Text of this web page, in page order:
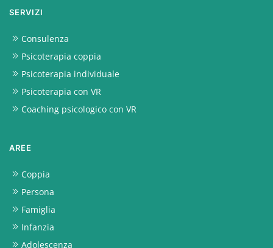
SERVIZI
Consulenza
Psicoterapia coppia
Psicoterapia individuale
Psicoterapia con VR
Coaching psicologico con VR
AREE
Coppia
Persona
Famiglia
Infanzia
Adolescenza